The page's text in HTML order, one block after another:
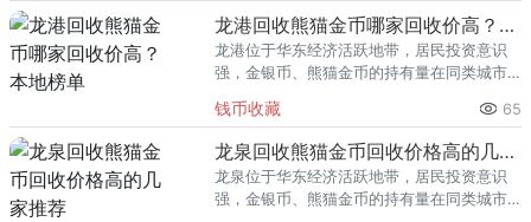
龙港回收熊猫金币哪家回收价高？本地榜单
龙港位于华东经济活跃地带，居民投资意识
强，金银币、熊猫金币的持有量在同类城市
熊猫金币的需求就明显升温，但鱼龙混杂的
回收渠道里，能精准识别版别溢
钱币收藏 65
龙泉回收熊猫金币回收价格高的几家推荐
龙泉位于华东经济活跃地带，居民投资意识
强，金银币、熊猫金币的持有量在同类城市